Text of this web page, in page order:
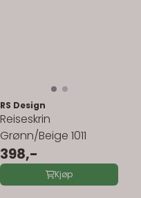
RS Design
Reiseskrin
Grønn/Beige 1011
398,-
Kjøp